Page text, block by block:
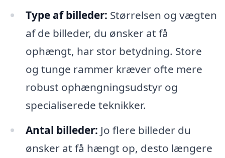
Type af billeder: Størrelsen og vægten
af de billeder, du ønsker at få
ophængt, har stor betydning. Store
og tunge rammer kræver ofte mere
robust ophængningsudstyr og
specialiserede teknikker.
Antal billeder: Jo flere billeder du
ønsker at få hængt op, desto længere